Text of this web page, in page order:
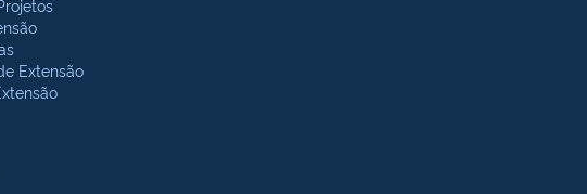
Extensão